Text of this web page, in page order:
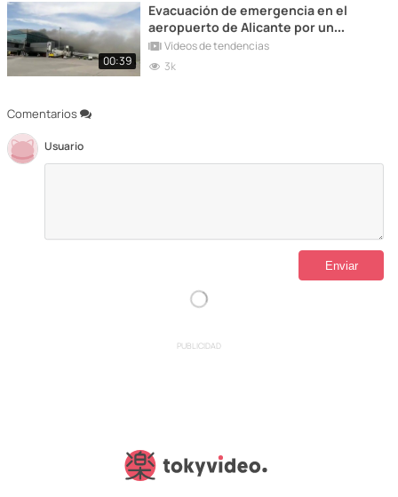
Comentarios
Usuario
00:39
Evacuación de emergencia en el
aeropuerto de Alicante por un
incendio
Vídeos de tendencias
3k
PUBLICIDAD